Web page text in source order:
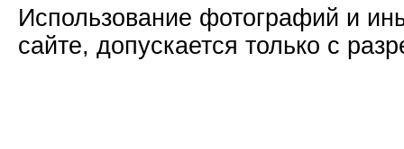
Использование фотографий и
сайте, допускается только с